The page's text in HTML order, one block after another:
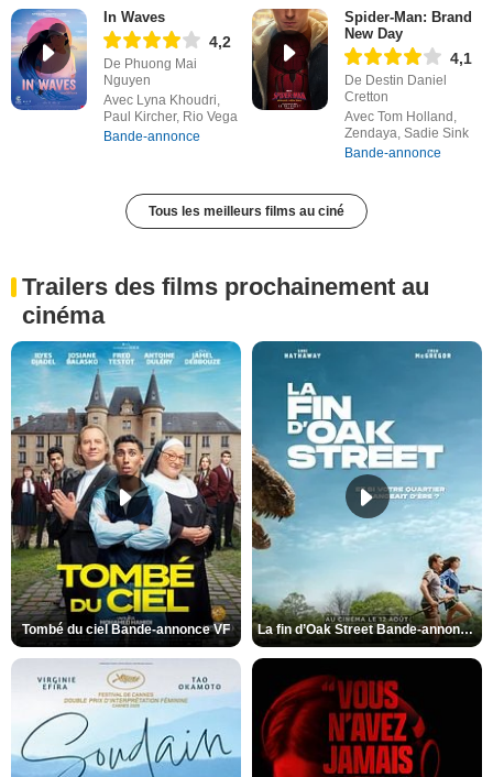
In Waves
4,2
De Phuong Mai
Nguyen
Avec Lyna Khoudri,
Paul Kircher, Rio Vega
Bande-annonce
Spider-Man: Brand
New Day
4,1
De Destin Daniel
Cretton
Avec Tom Holland,
Zendaya, Sadie Sink
Bande-annonce
Tous les meilleurs films au ciné
Trailers des films prochainement au
cinéma
Tombé du ciel Bande-annonce VF La fin d’Oak Street Bande-annonce VO STFR